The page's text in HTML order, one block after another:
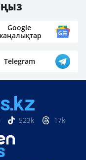
Google
Telegram
523k 17k